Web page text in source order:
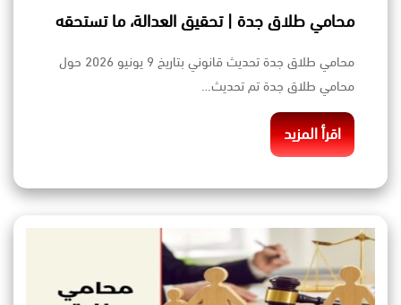
محامي طلاق جدة | تحقيق العدالة، ما تستحقه
محامي طلاق جدة تحديث قانوني بتاريخ 9 يونيو 2026 حول
محامي طلاق جدة تم تحديث…
اقرأ المزيد